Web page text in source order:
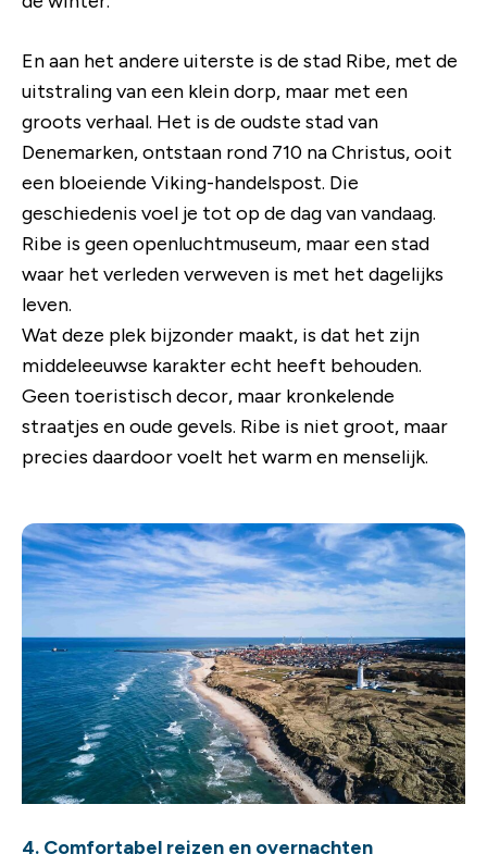
En aan het andere uiterste is de stad Ribe, met de
uitstraling van een klein dorp, maar met een
groots verhaal. Het is de oudste stad van
Denemarken, ontstaan rond 710 na Christus, ooit
een bloeiende Viking-handelspost. Die
geschiedenis voel je tot op de dag van vandaag.
Ribe is geen openluchtmuseum, maar een stad
waar het verleden verweven is met het dagelijks
leven.
Wat deze plek bijzonder maakt, is dat het zijn
middeleeuwse karakter echt heeft behouden.
Geen toeristisch decor, maar kronkelende
straatjes en oude gevels. Ribe is niet groot, maar
precies daardoor voelt het warm en menselijk.
4. Comfortabel reizen en overnachten